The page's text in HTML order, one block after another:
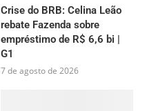
Crise do BRB: Celina Leão
rebate Fazenda sobre
empréstimo de R$ 6,6 bi |
G1
7 de agosto de 2026